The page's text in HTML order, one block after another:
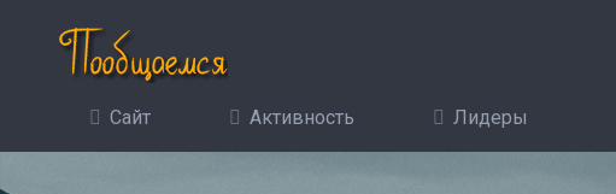
Сайт Активность Лидеры